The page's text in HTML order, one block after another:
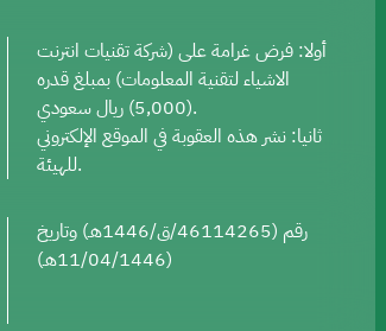
أولا: فرض غرامة على (شركة تقنيات انترنت
الاشياء لتقنية المعلومات) بمبلغ قدره
(5,000) ريال سعودي.
ثانيا: نشر هذه العقوبة في الموقع الإلكتروني
للهيئة.
رقم (46114265/ق/1446هـ) وتاريخ
(11/04/1446هـ)